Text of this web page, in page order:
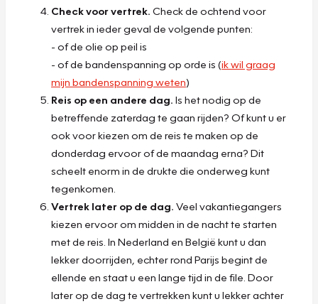
Check voor vertrek. Check de ochtend voor
vertrek in ieder geval de volgende punten:
- of de olie op peil is
- of de bandenspanning op orde is (ik wil graag
mijn bandenspanning weten)
Reis op een andere dag. Is het nodig op de
betreffende zaterdag te gaan rijden? Of kunt u er
ook voor kiezen om de reis te maken op de
donderdag ervoor of de maandag erna? Dit
scheelt enorm in de drukte die onderweg kunt
tegenkomen.
Vertrek later op de dag. Veel vakantiegangers
kiezen ervoor om midden in de nacht te starten
met de reis. In Nederland en België kunt u dan
lekker doorrijden, echter rond Parijs begint de
ellende en staat u een lange tijd in de file. Door
later op de dag te vertrekken kunt u lekker achter